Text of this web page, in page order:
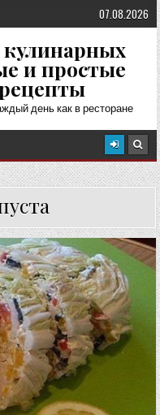
07.08.2026
и простые
день как в ресторане